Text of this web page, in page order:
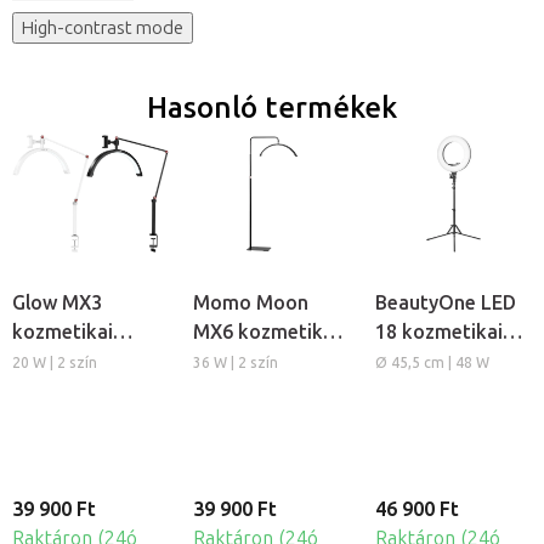
High-contrast mode
Hasonló termékek
Glow MX3
kozmetikai
lámpa
20 W | 2 szín
39 900 Ft
Raktáron (24ó
Momo Moon
MX6 kozmetikai
lámpa
36 W | 2 szín
39 900 Ft
Raktáron (24ó
BeautyOne LED
18 kozmetikai
körlámpa
Ø 45,5 cm | 48 W
46 900 Ft
Raktáron (24ó